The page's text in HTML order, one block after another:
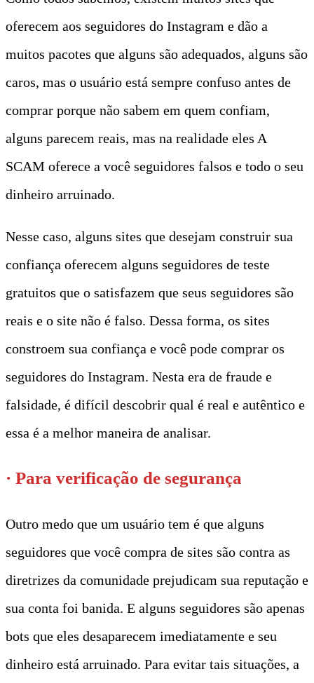
oferecem aos seguidores do Instagram e dão a
muitos pacotes que alguns são adequados, alguns são
caros, mas o usuário está sempre confuso antes de
comprar porque não sabem em quem confiam,
alguns parecem reais, mas na realidade eles A
SCAM oferece a você seguidores falsos e todo o seu
dinheiro arruinado.
Nesse caso, alguns sites que desejam construir sua
confiança oferecem alguns seguidores de teste
gratuitos que o satisfazem que seus seguidores são
reais e o site não é falso. Dessa forma, os sites
constroem sua confiança e você pode comprar os
seguidores do Instagram. Nesta era de fraude e
falsidade, é difícil descobrir qual é real e autêntico e
essa é a melhor maneira de analisar.
· Para verificação de segurança
Outro medo que um usuário tem é que alguns
seguidores que você compra de sites são contra as
diretrizes da comunidade prejudicam sua reputação e
sua conta foi banida. E alguns seguidores são apenas
bots que eles desaparecem imediatamente e seu
dinheiro está arruinado. Para evitar tais situações, a